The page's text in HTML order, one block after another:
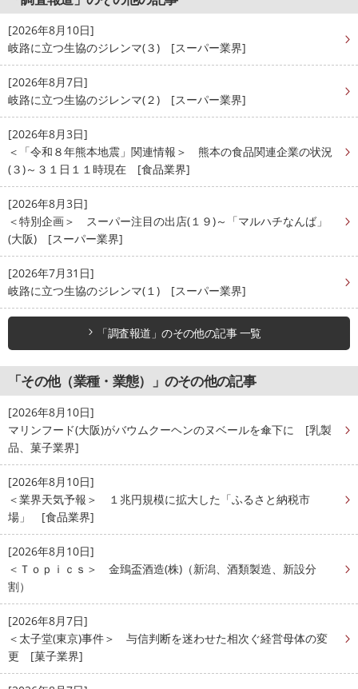
[2026年8月10日]
岐路に立つ生協のジレンマ(３) [スーパー業界]
[2026年8月7日]
岐路に立つ生協のジレンマ(２) [スーパー業界]
[2026年8月3日]
＜「令和８年熊本地震」関連情報＞ 熊本の食品関連企業の状況
(３)～３１日１１時現在 [食品業界]
[2026年8月3日]
＜特別企画＞ スーパー注目の出店(１９)～「マルハチなんば」
(大阪) [スーパー業界]
[2026年7月31日]
岐路に立つ生協のジレンマ(１) [スーパー業界]
「調査報道」のその他の記事 一覧
「その他（業種・業態）」のその他の記事
[2026年8月10日]
マリンフード(大阪)がバウムクーヘンのヌベールを傘下に [乳製
品、菓子業界]
[2026年8月10日]
＜業界天気予報＞ １兆円規模に拡大した「ふるさと納税市
場」 [食品業界]
[2026年8月10日]
＜Ｔｏｐｉｃｓ＞ 金鵄盃酒造(株)（新潟、酒類製造、新設分
割）
[2026年8月7日]
＜太子堂(東京)事件＞ 与信判断を迷わせた相次ぐ経営母体の変
更 [菓子業界]